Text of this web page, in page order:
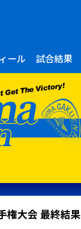
ール 試合結果
権大会 最終結果